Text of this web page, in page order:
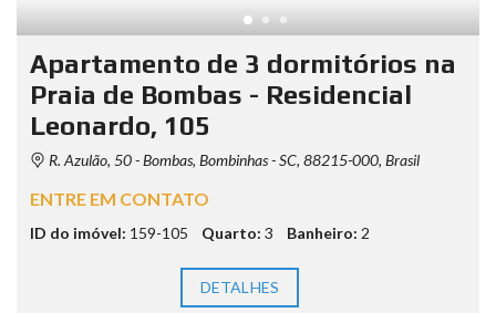
Apartamento de 3 dormitórios na
Praia de Bombas - Residencial
Leonardo, 105
R. Azulão, 50 - Bombas, Bombinhas - SC, 88215-000, Brasil
ENTRE EM CONTATO
ID do imóvel: 159-105 Quarto: 3 Banheiro: 2
DETALHES